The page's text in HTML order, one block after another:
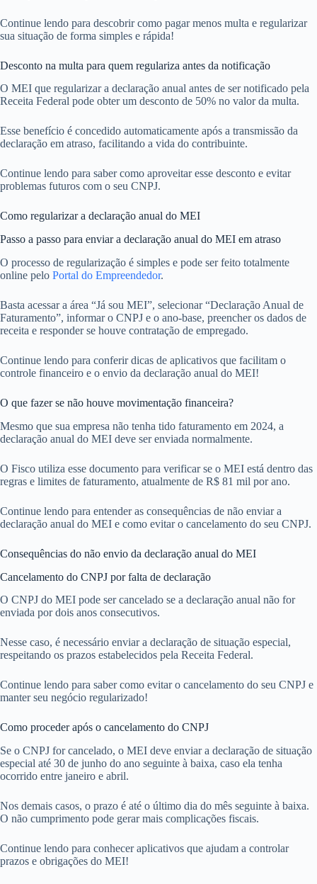
Continue lendo para descobrir como pagar menos multa e regularizar
sua situação de forma simples e rápida!
Desconto na multa para quem regulariza antes da notificação
O MEI que regularizar a declaração anual antes de ser notificado pela
Receita Federal pode obter um desconto de 50% no valor da multa.
Esse benefício é concedido automaticamente após a transmissão da
declaração em atraso, facilitando a vida do contribuinte.
Continue lendo para saber como aproveitar esse desconto e evitar
problemas futuros com o seu CNPJ.
Como regularizar a declaração anual do MEI
Passo a passo para enviar a declaração anual do MEI em atraso
O processo de regularização é simples e pode ser feito totalmente
online pelo Portal do Empreendedor.
Basta acessar a área “Já sou MEI”, selecionar “Declaração Anual de
Faturamento”, informar o CNPJ e o ano-base, preencher os dados de
receita e responder se houve contratação de empregado.
Continue lendo para conferir dicas de aplicativos que facilitam o
controle financeiro e o envio da declaração anual do MEI!
O que fazer se não houve movimentação financeira?
Mesmo que sua empresa não tenha tido faturamento em 2024, a
declaração anual do MEI deve ser enviada normalmente.
O Fisco utiliza esse documento para verificar se o MEI está dentro das
regras e limites de faturamento, atualmente de R$ 81 mil por ano.
Continue lendo para entender as consequências de não enviar a
declaração anual do MEI e como evitar o cancelamento do seu CNPJ.
Consequências do não envio da declaração anual do MEI
Cancelamento do CNPJ por falta de declaração
O CNPJ do MEI pode ser cancelado se a declaração anual não for
enviada por dois anos consecutivos.
Nesse caso, é necessário enviar a declaração de situação especial,
respeitando os prazos estabelecidos pela Receita Federal.
Continue lendo para saber como evitar o cancelamento do seu CNPJ e
manter seu negócio regularizado!
Como proceder após o cancelamento do CNPJ
Se o CNPJ for cancelado, o MEI deve enviar a declaração de situação
especial até 30 de junho do ano seguinte à baixa, caso ela tenha
ocorrido entre janeiro e abril.
Nos demais casos, o prazo é até o último dia do mês seguinte à baixa.
O não cumprimento pode gerar mais complicações fiscais.
Continue lendo para conhecer aplicativos que ajudam a controlar
prazos e obrigações do MEI!